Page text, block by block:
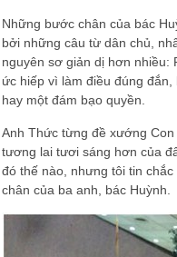
Những bước chân của bác
bởi những câu từ dân chủ,
nguyên sơ giản dị hơn nhiều:
ức hiếp vì làm điều đúng
hay một đám bạo quyền.
Anh Thức từng đề xướng
tương lai tươi sáng hơn của
đó thế nào, nhưng tôi tin
chân của ba anh, bác Huỳnh.